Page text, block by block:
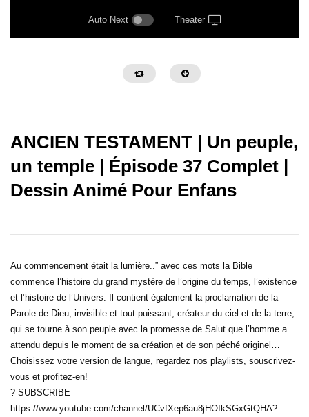
Auto Next Theater
ANCIEN TESTAMENT | Un peuple,
un temple | Épisode 37 Complet |
Dessin Animé Pour Enfans
Au commencement était la lumière..” avec ces mots la Bible
commence l’histoire du grand mystère de l’origine du temps, l’existence
et l’histoire de l’Univers. Il contient également la proclamation de la
Parole de Dieu, invisible et tout-puissant, créateur du ciel et de la terre,
qui se tourne à son peuple avec la promesse de Salut que l’homme a
attendu depuis le moment de sa création et de son péché originel…
Choisissez votre version de langue, regardez nos playlists, souscrivez-
vous et profitez-en!
? SUBSCRIBE
https://www.youtube.com/channel/UCvfXep6au8jHOIkSGxGtQHA?